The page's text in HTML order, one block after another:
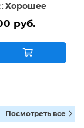
Хорошее
руб.
Посмотреть все